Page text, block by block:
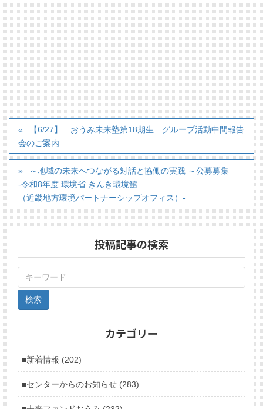
・6/27 おうみ未来塾第18期生 グループ活動中間報
告会のご案内
カテゴリー ■新着情報
【6/27】 おうみ未来塾第18期生 グループ活動中間報告
会のご案内
～地域の未来へつながる対話と協働の実践 ～公募募集
-令和8年度 環境省 きんき環境館
（近畿地方環境パートナーシップオフィス）-
投稿記事の検索
カテゴリー
■新着情報 (202)
■センターからのお知らせ (283)